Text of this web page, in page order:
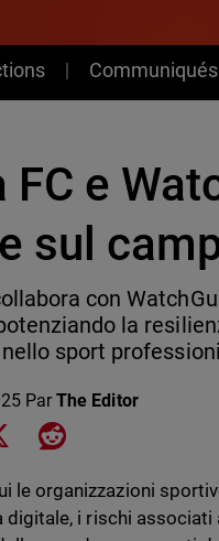
FC e
sul
con
la
sport
ParThe Editor
on Facebook
Share on XShare on Reddit
le organizzazioni
i rischi associati